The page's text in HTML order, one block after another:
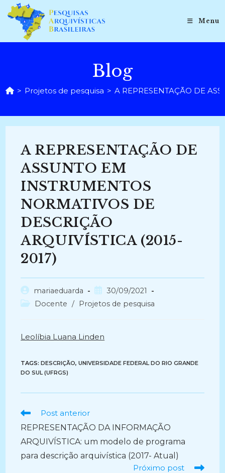
para
conteúdo
Menu
Blog
> Projetos de pesquisa > A REPRESENTAÇÃO DE
A REPRESENTAÇÃO DE
ASSUNTO EM
INSTRUMENTOS
NORMATIVOS DE
DESCRIÇÃO
ARQUIVÍSTICA (2015-
2017)
Autor
do
mariaeduarda
Post
publicado:
30/09/2021
Categoria
Docente / Projetos de pesquisa
Leolíbia Luana Linden
TAGS:DESCRIÇÃO, UNIVERSIDADE FEDERAL DO RIO GRANDE
DO SUL (UFRGS)
Ler
artigos
Post anterior
REPRESENTAÇÃO DA INFORMAÇÃO
ARQUIVÍSTICA: um modelo de programa
para descrição arquivística (2017- Atual)
Próximo post